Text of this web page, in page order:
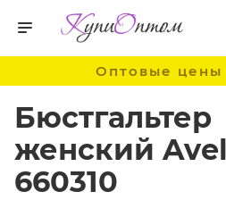
Оптовые цены
Бюстгальтер
женский
660310